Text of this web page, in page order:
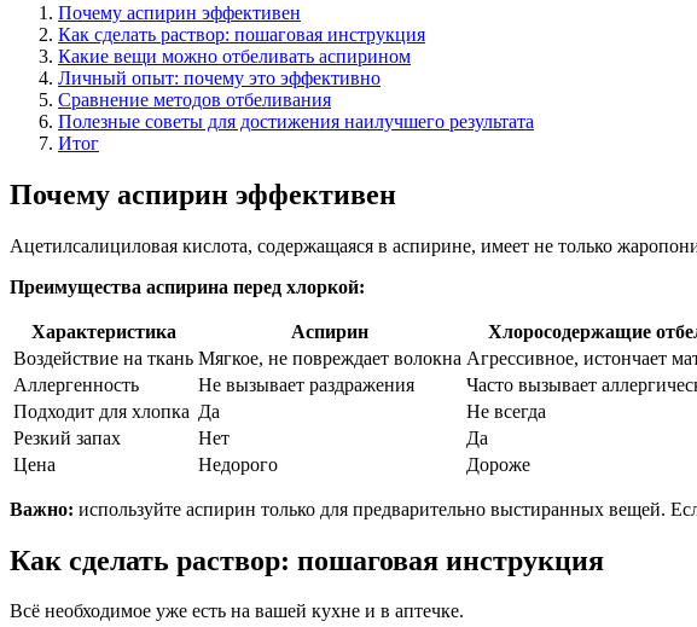
Почему аспирин эффективен
Как сделать раствор: пошаговая инструкция
Какие вещи можно отбеливать аспирином
Личный опыт: почему это эффективно
Сравнение методов отбеливания
Полезные советы для достижения наилучшего результата
Итог
Почему аспирин эффективен
Ацетилсалициловая кислота, содержащаяся в аспирине, имеет не только
Преимущества аспирина перед хлоркой:
Характеристика Аспирин
Хлоросодержащие
Воздействие на ткань Мягкое, не повреждает волокна Агрессивное, истончает
Аллергенность
Не вызывает раздражения
Часто вызывает
Подходит для хлопка Да
Не всегда
Резкий запах
Нет
Да
Цена
Недорого Дороже
Важно: используйте аспирин только для предварительно выстиранных вещей.
Как сделать раствор: пошаговая инструкция
Всё необходимое уже есть на вашей кухне и в аптечке.